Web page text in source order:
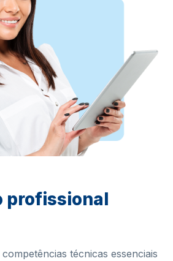
profissional
técnicas essenciais